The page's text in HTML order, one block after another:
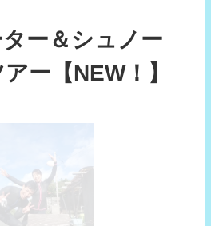
ー＆シュノー
ー【NEW！】